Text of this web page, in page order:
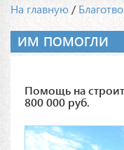
На главную /
ИМ ПОМОГЛИ
Помощь на
800 000 руб.